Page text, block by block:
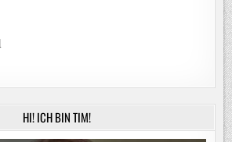
HI! ICH BIN TIM!